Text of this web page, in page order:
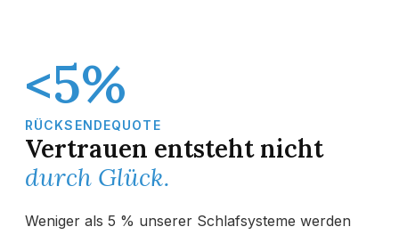
<5%
RÜCKSENDEQUOTE
Vertrauen entsteht nicht
durch Glück.
Weniger als 5 % unserer Schlafsysteme werden